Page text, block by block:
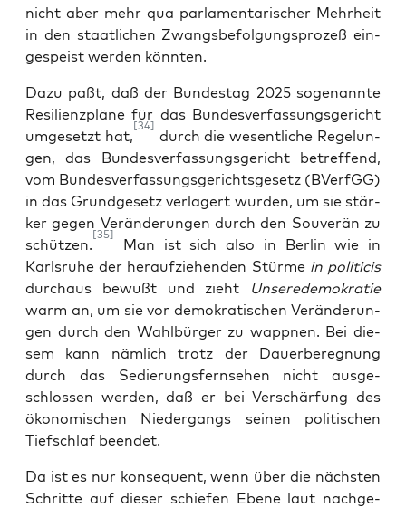
nicht aber mehr qua par­la­men­ta­ri­scher Mehr­heit
in den staat­li­chen Zwangs­befolgungsprozeß ein­
ge­speist wer­den könnten.
Dazu paßt, daß der Bun­des­tag 2025 soge­nann­te
Resi­li­en­z­plä­ne für das Bun­des­ver­fas­sungs­ge­richt
umge­setzt hat,
[34]
durch die wesent­li­che Rege­lun­
gen, das Bun­des­ver­fas­sungs­ge­richt betref­fend,
vom Bun­des­ver­fas­sungs­ge­richts­ge­setz (BVerfGG)
in das Grund­ge­setz ver­la­gert wur­den, um sie stär­
ker gegen Ver­än­de­run­gen durch den Sou­ve­rän zu
schüt­zen.
[35]
Man ist sich also in Ber­lin wie in
Karls­ru­he der her­auf­zie­hen­den Stür­me in poli­ti­cis
durch­aus bewußt und zieht Unse­re­de­mo­kra­tie
warm an, um sie vor demo­kra­ti­schen Ver­än­de­run­
gen durch den Wahl­bür­ger zu wapp­nen. Bei die­
sem kann näm­lich trotz der Dau­er­be­reg­nung
durch das Sedie­rungs­fern­se­hen nicht aus­ge­
schlos­sen wer­den, daß er bei Ver­schär­fung des
öko­no­mi­schen Nie­der­gangs sei­nen poli­ti­schen
Tief­schlaf beendet.
Da ist es nur kon­se­quent, wenn über die nächs­ten
Schrit­te auf die­ser schie­fen Ebe­ne laut nach­ge­